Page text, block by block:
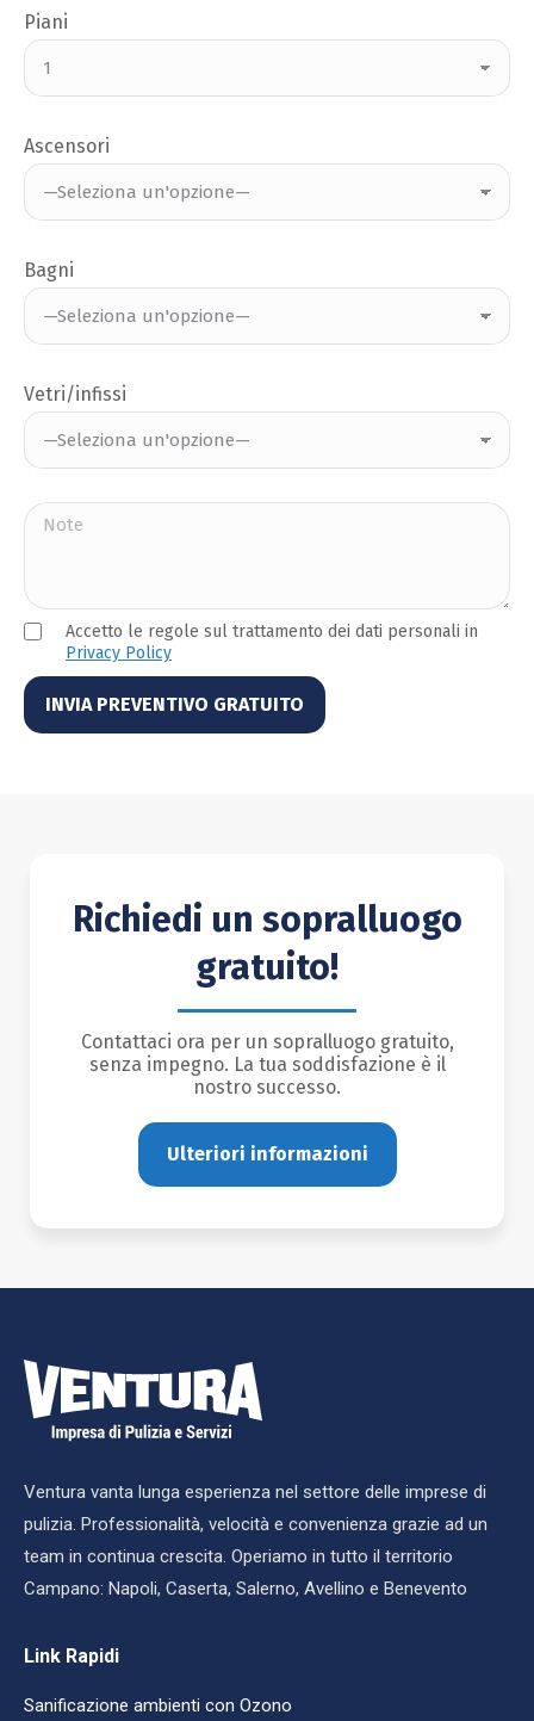
Piani
Ascensori
Bagni
Vetri/infissi
Si
Accetto le regole sul trattamento dei dati personali in
Privacy Policy
Richiedi un sopralluogo
gratuito!
Contattaci ora per un sopralluogo gratuito,
senza impegno. La tua soddisfazione è il
nostro successo.
Ulteriori informazioni
Ventura vanta lunga esperienza nel settore delle imprese di
pulizia. Professionalità, velocità e convenienza grazie ad un
team in continua crescita. Operiamo in tutto il territorio
Campano: Napoli, Caserta, Salerno, Avellino e Benevento
Link Rapidi
Sanificazione ambienti con Ozono